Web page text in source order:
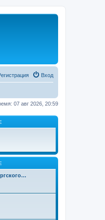
Вход
07 авг 2026, 20:59